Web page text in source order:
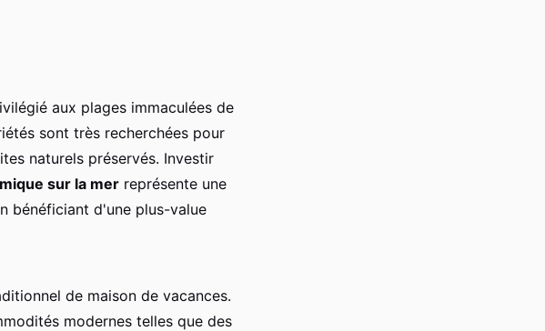
aux plages immaculées de
sont très recherchées pour
naturels préservés. Investir
sur la mer représente une
bénéficiant d'une plus-value
de maison de vacances.
modernes telles que des